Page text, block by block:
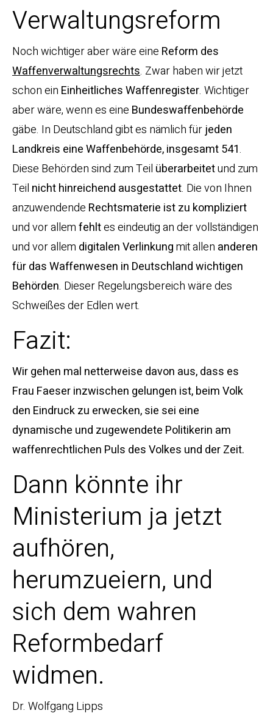
Verwaltungsreform
Noch wichtiger aber wäre eine Reform des
Waffenverwaltungsrechts. Zwar haben wir jetzt
schon ein Einheitliches Waffenregister. Wichtiger
aber wäre, wenn es eine Bundeswaffenbehörde
gäbe. In Deutschland gibt es nämlich für jeden
Landkreis eine Waffenbehörde, insgesamt 541.
Diese Behörden sind zum Teil überarbeitetund zum
Teil nicht hinreichend ausgestattet. Die von Ihnen
anzuwendende Rechtsmaterie ist zu kompliziert
und vor allemfehltes eindeutig an der vollständigen
und vor allem digitalenVerlinkungmit allen anderen
für das Waffenwesen in Deutschland wichtigen
Behörden. Dieser Regelungsbereich wäre des
Schweißes der Edlen wert.
Fazit:
Wir gehen mal netterweise davon aus, dass es
Frau Faeser inzwischen gelungen ist, beim Volk
den Eindruck zu erwecken, sie sei eine
dynamische und zugewendete Politikerin am
waffenrechtlichen Puls des Volkes und der Zeit.
Dann könnte ihr
Ministerium ja jetzt
aufhören,
herumzueiern, und
sich dem wahren
Reformbedarf
widmen.
Dr. Wolfgang Lipps